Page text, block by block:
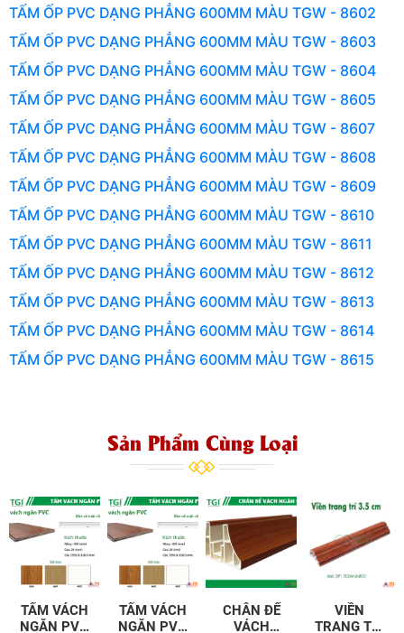
TẤM ỐP PVC DẠNG PHẲNG 600MM MÀU TGW - 8602
TẤM ỐP PVC DẠNG PHẲNG 600MM MÀU TGW - 8603
TẤM ỐP PVC DẠNG PHẲNG 600MM MÀU TGW - 8604
TẤM ỐP PVC DẠNG PHẲNG 600MM MÀU TGW - 8605
TẤM ỐP PVC DẠNG PHẲNG 600MM MÀU TGW - 8607
TẤM ỐP PVC DẠNG PHẲNG 600MM MÀU TGW - 8608
TẤM ỐP PVC DẠNG PHẲNG 600MM MÀU TGW - 8609
TẤM ỐP PVC DẠNG PHẲNG 600MM MÀU TGW - 8610
TẤM ỐP PVC DẠNG PHẲNG 600MM MÀU TGW - 8611
TẤM ỐP PVC DẠNG PHẲNG 600MM MÀU TGW - 8612
TẤM ỐP PVC DẠNG PHẲNG 600MM MÀU TGW - 8613
TẤM ỐP PVC DẠNG PHẲNG 600MM MÀU TGW - 8614
TẤM ỐP PVC DẠNG PHẲNG 600MM MÀU TGW - 8615
Sản Phẩm Cùng Loại
TẤM VÁCH
NGĂN PVC
TẤM VÁCH
NGĂN PVC
CHÂN ĐẾ
VÁCH
VIỀN
TRANG TRÍ